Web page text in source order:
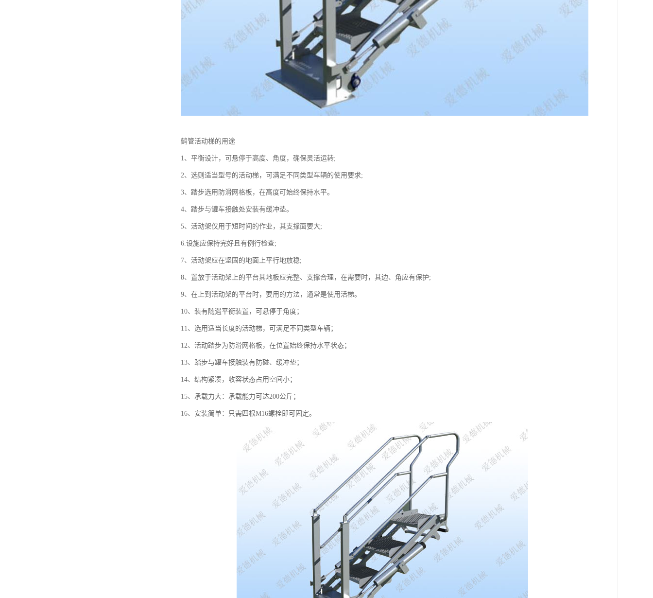
鹤管活动梯的用途
1、平衡设计，可悬停于高度、角度，确保灵活运转;
2、选则适当型号的活动梯，可满足不同类型车辆的使用要求;
3、踏步选用防滑网格板，在高度可始终保持水平。
4、踏步与罐车接触处安装有缓冲垫。
5、活动架仅用于短时间的作业，其支撑面要大;
6.设施应保持完好且有例行检查;
7、活动架应在坚固的地面上平行地放稳;
8、置放于活动架上的平台其地板应完整、支撑合理，在需要时，其边、角应有保护;
9、在上到活动架的平台时，要用的方法，通常是使用活梯。
10、装有随遇平衡装置，可悬停于角度；
11、选用适当长度的活动梯，可满足不同类型车辆；
12、活动踏步为防滑网格板，在位置始终保持水平状态；
13、踏步与罐车接触装有防碰、缓冲垫；
14、结构紧凑，收容状态占用空间小；
15、承载力大：承载能力可达200公斤；
16、安装简单：只需四根M16螺栓即可固定。